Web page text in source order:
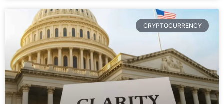
CRYPTOCURRENCY